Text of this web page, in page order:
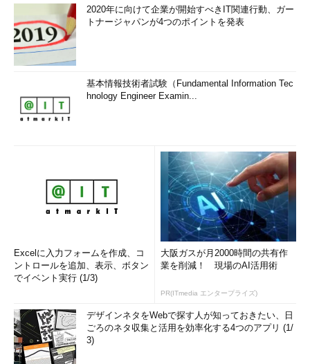
2020年に向けて企業が開始すべきIT関連行動、ガー
トナージャパンが4つのポイントを発表
基本情報技術者試験（Fundamental Information Tec
hnology Engineer Examin...
Excelに入力フォームを作成、コ
ントロールを追加、表示、ボタン
でイベント実行 (1/3)
大阪ガスが月2000時間の共有作
業を削減！ 現場のAI活用術
PR(ITmedia エンタープライズ)
デザインネタをWebで探す人が知っておきたい、日
ごろのネタ収集と活用を効率化する4つのアプリ (1/
3)